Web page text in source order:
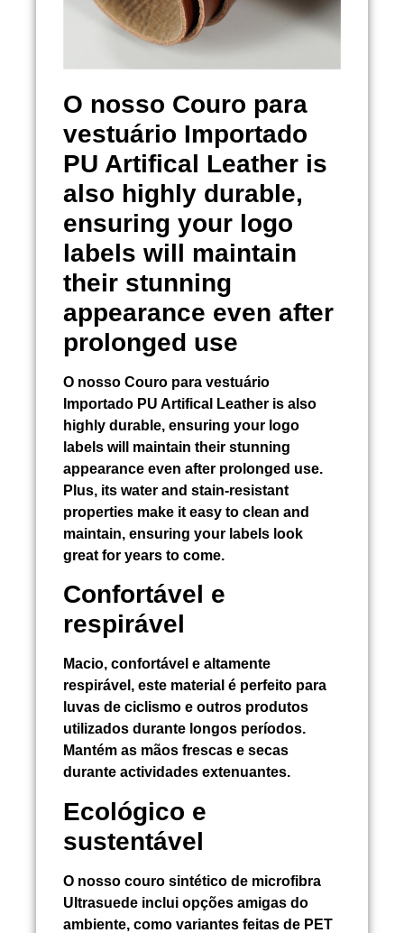
O nosso Couro para
vestuário Importado
PU Artifical Leather is
also highly durable,
ensuring your logo
labels will maintain
their stunning
appearance even after
prolonged use
O nosso Couro para vestuário
Importado PU Artifical Leather is also
highly durable, ensuring your logo
labels will maintain their stunning
appearance even after prolonged use.
Plus, its water and stain-resistant
properties make it easy to clean and
maintain, ensuring your labels look
great for years to come.
Confortável e
respirável
Macio, confortável e altamente
respirável, este material é perfeito para
luvas de ciclismo e outros produtos
utilizados durante longos períodos.
Mantém as mãos frescas e secas
durante actividades extenuantes.
Ecológico e
sustentável
O nosso couro sintético de microfibra
Ultrasuede inclui opções amigas do
ambiente, como variantes feitas de PET